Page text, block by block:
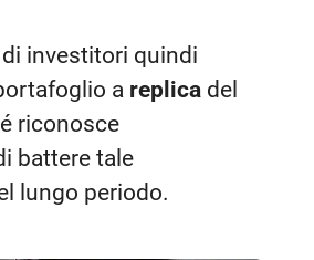
investitori quindi
a replica del
riconosce
battere tale
lungo periodo.